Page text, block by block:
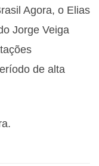
Agora, o Elias
Jorge Veiga
de alta